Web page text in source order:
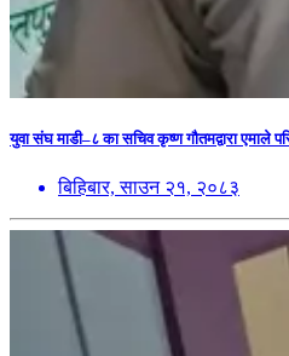
युवा संघ माडी–८ का सचिव कृष्ण गौतमद्वारा एमाले
बिहिबार, साउन २१, २०८३